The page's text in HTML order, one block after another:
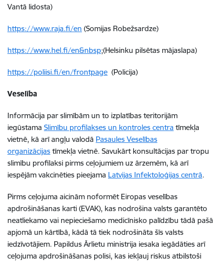
Vantā lidosta)
https://www.raja.fi/en (Somijas Robežsardze)
https://www.hel.fi/en&nbsp;(Helsinku pilsētas mājaslapa)
https://poliisi.fi/en/frontpage (Policija)
Veselība
Informācija par slimībām un to izplatības teritorijām
iegūstama Slimību profilakses un kontroles centra tīmekļa
vietnē, kā arī angļu valodā Pasaules Veselības
organizācijas tīmekļa vietnē. Savukārt konsultācijas par tropu
slimību profilaksi pirms ceļojumiem uz ārzemēm, kā arī
iespējām vakcinēties pieejama Latvijas Infektoloģijas centrā.
Pirms ceļojuma aicinām noformēt Eiropas veselības
apdrošināšanas karti (EVAK), kas nodrošina valsts garantēto
neatliekamo vai nepieciešamo medicīnisko palīdzību tādā pašā
apjomā un kārtībā, kādā tā tiek nodrošināta šīs valsts
iedzīvotājiem. Papildus Ārlietu ministrija iesaka iegādāties arī
ceļojuma apdrošināšanas polisi, kas iekļauj riskus atbilstoši